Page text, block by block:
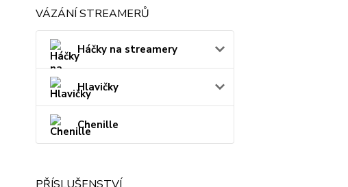
VÁZÁNÍ STREAMERŮ
Háčky na streamery
Hlavičky
Chenille